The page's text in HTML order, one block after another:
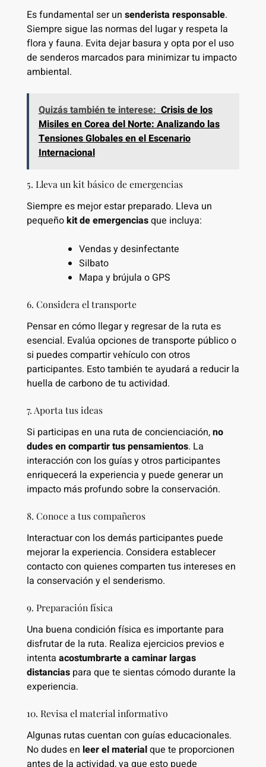
Es fundamental ser un senderista responsable.
Siempre sigue las normas del lugar y respeta la
flora y fauna. Evita dejar basura y opta por el uso
de senderos marcados para minimizar tu impacto
ambiental.
Quizás también te interese: Crisis de los
Misiles en Corea del Norte: Analizando las
Tensiones Globales en el Escenario
Internacional
5. Lleva un kit básico de emergencias
Siempre es mejor estar preparado. Lleva un
pequeñokit de emergenciasque incluya:
Vendas y desinfectante
Silbato
Mapa y brújula o GPS
6. Considera el transporte
Pensar en cómo llegar y regresar de la ruta es
esencial. Evalúa opciones de transporte público o
si puedes compartir vehículo con otros
participantes. Esto también te ayudará a reducir la
huella de carbono de tu actividad.
7. Aporta tus ideas
Si participas en una ruta de concienciación,no
dudes en compartir tus pensamientos. La
interacción con los guías y otros participantes
enriquecerá la experiencia y puede generar un
impacto más profundo sobre la conservación.
8. Conoce a tus compañeros
Interactuar con los demás participantes puede
mejorar la experiencia. Considera establecer
contacto con quienes comparten tus intereses en
la conservación y el senderismo.
9. Preparación física
Una buena condición física es importante para
disfrutar de la ruta. Realiza ejercicios previos e
intenta acostumbrarte a caminar largas
distanciaspara que te sientas cómodo durante la
experiencia.
10. Revisa el material informativo
Algunas rutas cuentan con guías educacionales.
No dudes en leer el materialque te proporcionen
antes de la actividad, ya que esto puede